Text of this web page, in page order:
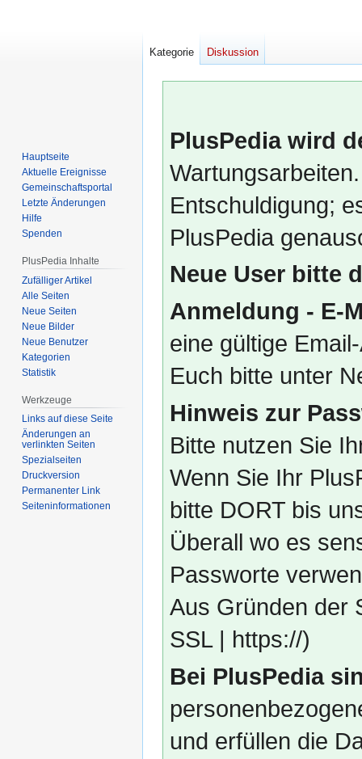
PlusPedia wird
Entschuldigung;
PlusPedia
Neue User bitte
Anmeldung - E-
eine gültige
Euch bitte unter
Hinweis zur
Bitte nutzen Sie
Wenn Sie Ihr
bitte DORT bis
Überall wo es
Passworte
Aus Gründen der
SSL | https://)
Bei PlusPedia
und erfüllen die
Kategorie Diskussion
Hauptseite
Aktuelle Ereignisse
Gemeinschafts­portal
Letzte Änderungen
Hilfe
Spenden
PlusPedia Inhalte
Zufälliger Artikel
Alle Seiten
Neue Seiten
Neue Bilder
Neue Benutzer
Kategorien
Statistik
Werkzeuge
Links auf diese Seite
Änderungen an
verlinkten Seiten
Spezialseiten
Druckversion
Permanenter Link
Seiten­­informationen